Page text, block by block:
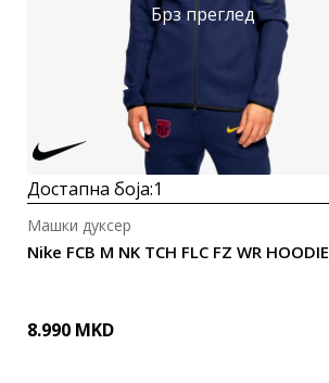
Брз преглед
Достапна боја:1
Nike FCB M NK TCH FLC FZ WR HOODIE
Машки дуксер
8.990 MKD